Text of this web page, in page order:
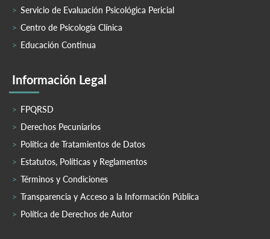
Servicio de Evaluación Psicológica Pericial
Centro de Psicología Clínica
Educación Continua
Información Legal
FPQRSD
Derechos Pecuniarios
Política de Tratamientos de Datos
Estatutos, Políticas y Reglamentos
Términos y Condiciones
Transparencia y Acceso a la Información Pública
Política de Derechos de Autor